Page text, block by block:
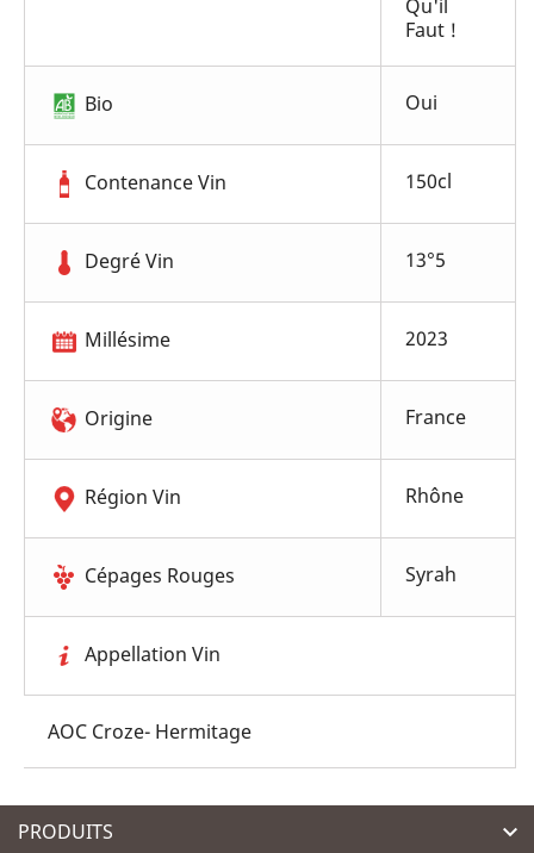
Qu'il
Faut !
Bio Oui
Contenance Vin 150cl
Degré Vin 13°5
Millésime 2023
Origine France
Région Vin Rhône
Cépages Rouges Syrah
Appellation Vin
AOC Croze- Hermitage
PRODUITS 